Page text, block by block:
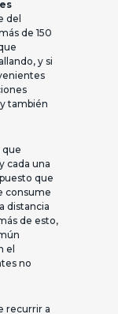
del
de 150
y si
también
que
cada una
que
consume
distancia
de esto,
el
no
recurrir a